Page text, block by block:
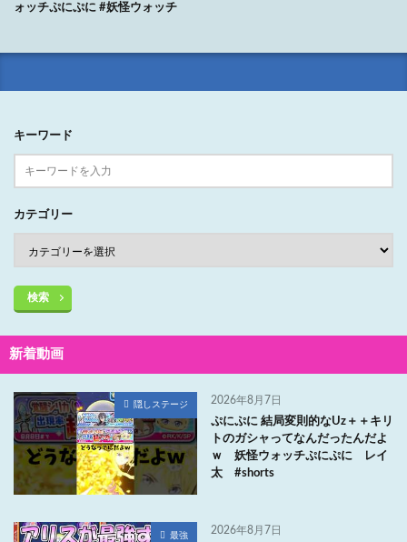
ォッチぷにぷに #妖怪ウォッチ
キーワード
カテゴリー
検索
新着動画
隠しステージ 2026年8月7日
ぷにぷに 結局変則的なUz＋＋キリ
トのガシャってなんだったんだよ
ｗ 妖怪ウォッチぷにぷに レイ
太 #shorts
最強 2026年8月7日